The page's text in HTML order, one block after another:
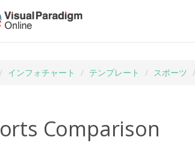
インフォチャート テンプレート スポーツ
Comparison